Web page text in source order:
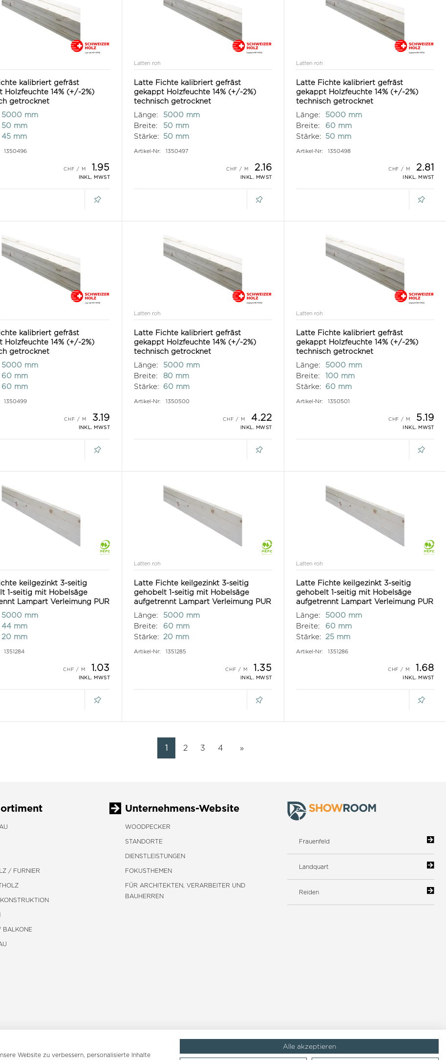
kalibriert gefräst
Holzfeuchte 14% (+/-2%)
getrocknet
5000 mm
50 mm
45 mm
1350496
1.95
INKL. MWST
Latten roh
Latte Fichte kalibriert gefräst
gekappt Holzfeuchte 14% (+/-2%)
technisch getrocknet
Länge:
5000 mm
Breite:
50 mm
Stärke:
50 mm
Artikel-Nr: 1350497
2.16
INKL. MWST
Latten roh
Latte Fichte kalibriert gefräst
gekappt Holzfeuchte 14% (+/-2%)
technisch getrocknet
Länge:
5000 mm
Breite:
60 mm
Stärke:
50 mm
Artikel-Nr: 1350498
2.81
INKL. MWST
kalibriert gefräst
Holzfeuchte 14% (+/-2%)
getrocknet
5000 mm
60 mm
60 mm
1350499
3.19
INKL. MWST
Latten roh
Latte Fichte kalibriert gefräst
gekappt Holzfeuchte 14% (+/-2%)
technisch getrocknet
Länge:
5000 mm
Breite:
80 mm
Stärke:
60 mm
Artikel-Nr: 1350500
4.22
INKL. MWST
Latten roh
Latte Fichte kalibriert gefräst
gekappt Holzfeuchte 14% (+/-2%)
technisch getrocknet
Länge:
5000 mm
Breite:
100 mm
Stärke:
60 mm
Artikel-Nr: 1350501
5.19
INKL. MWST
keilgezinkt 3-seitig
1-seitig mit Hobelsäge
Lampart Verleimung PUR
5000 mm
44 mm
20 mm
1351284
1.03
INKL. MWST
Latten roh
Latte Fichte keilgezinkt 3-seitig
gehobelt 1-seitig mit Hobelsäge
aufgetrennt Lampart Verleimung PUR
Länge:
5000 mm
Breite:
60 mm
Stärke:
20 mm
Artikel-Nr: 1351285
1.35
INKL. MWST
Latten roh
Latte Fichte keilgezinkt 3-seitig
gehobelt 1-seitig mit Hobelsäge
aufgetrennt Lampart Verleimung PUR
Länge:
5000 mm
Breite:
60 mm
Stärke:
25 mm
Artikel-Nr: 1351286
1.68
INKL. MWST
1 2 3 4
/ FURNIER
BALKONE
Unternehmens-Website
WOODPECKER
STANDORTE
DIENSTLEISTUNGEN
FOKUSTHEMEN
FÜR ARCHITEKTEN, VERARBEITER UND
BAUHERREN
Frauenfeld
Landquart
Reiden
Website zu verbessern, personalisierte Inhalte
Alle akzeptieren